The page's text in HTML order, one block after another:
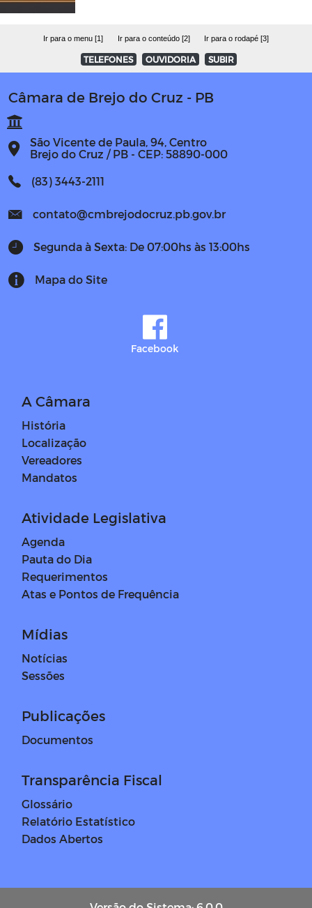
Ir para o menu [1] Ir para o conteúdo [2] Ir para o rodapé [3]
TELEFONES OUVIDORIA SUBIR
Câmara de Brejo do Cruz - PB
São Vicente de Paula, 94, Centro
Brejo do Cruz / PB - CEP: 58890-000
(83) 3443-2111
contato@cmbrejodocruz.pb.gov.br
Segunda à Sexta: De 07:00hs às 13:00hs
Mapa do Site
Facebook
A Câmara
História
Localização
Vereadores
Mandatos
Atividade Legislativa
Agenda
Pauta do Dia
Requerimentos
Atas e Pontos de Frequência
Mídias
Notícias
Sessões
Publicações
Documentos
Transparência Fiscal
Glossário
Relatório Estatístico
Dados Abertos